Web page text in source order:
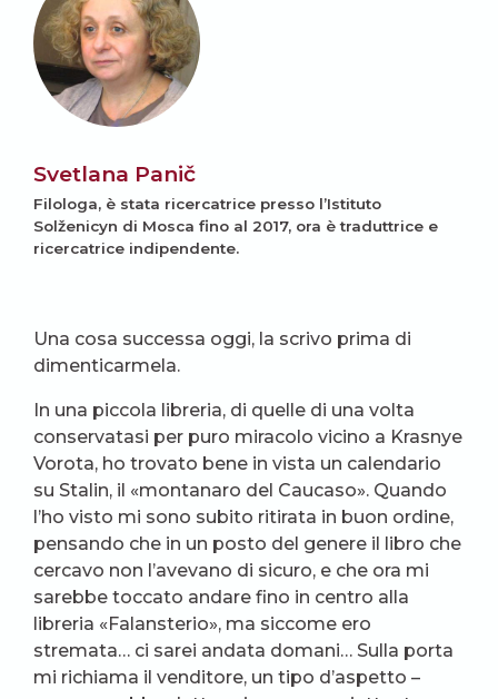
Svetlana Panič
Filologa, è stata ricercatrice presso l’Istituto
Solženicyn di Mosca fino al 2017, ora è traduttrice e
ricercatrice indipendente.
Una cosa successa oggi, la scrivo prima di
dimenticarmela.
In una piccola libreria, di quelle di una volta
conservatasi per puro miracolo vicino a Krasnye
Vorota, ho trovato bene in vista un calendario
su Stalin, il «montanaro del Caucaso». Quando
l’ho visto mi sono subito ritirata in buon ordine,
pensando che in un posto del genere il libro che
cercavo non l’avevano di sicuro, e che ora mi
sarebbe toccato andare fino in centro alla
libreria «Falansterio», ma siccome ero
stremata… ci sarei andata domani… Sulla porta
mi richiama il venditore, un tipo d’aspetto –